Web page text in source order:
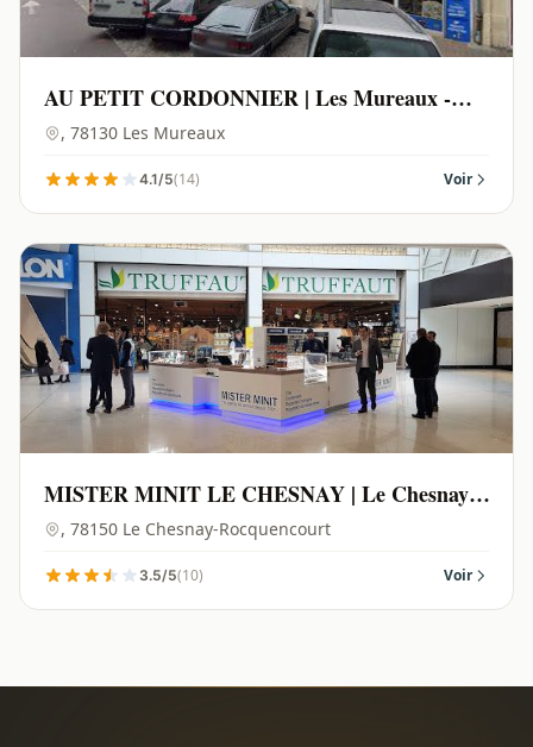
AU PETIT CORDONNIER | Les Mureaux -
78130
, 78130 Les Mureaux
4.1/5(14) Voir
MISTER MINIT LE CHESNAY | Le Chesnay-
Rocquencourt - 78150
, 78150 Le Chesnay-Rocquencourt
3.5/5(10) Voir